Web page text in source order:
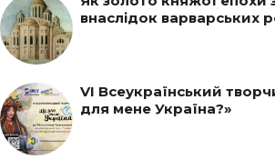
внаслідок варварських
VI Всеукраїнський
для мене Україна?»